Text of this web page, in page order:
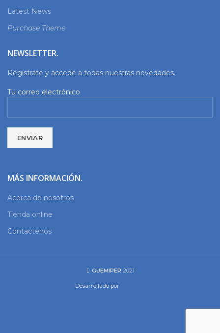
Latest News
Purchase Theme
NEWSLETTER.
Registrate y accede a todas nuestras novedades.
Tu correo electrónico
MÁS INFORMACIÓN.
Acerca de nosotros
Tienda online
Contactenos
GUEMIPER 2021
Desarrollado por